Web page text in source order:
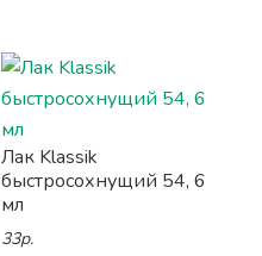
Лак Klassik
быстросохнущий 54, 6
мл
33р.